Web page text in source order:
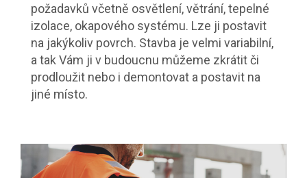
požadavků včetně osvětlení, větrání, tepelné
izolace, okapového systému. Lze ji postavit
na jakýkoliv povrch. Stavba je velmi variabilní,
a tak Vám ji v budoucnu můžeme zkrátit či
prodloužit nebo i demontovat a postavit na
jiné místo.